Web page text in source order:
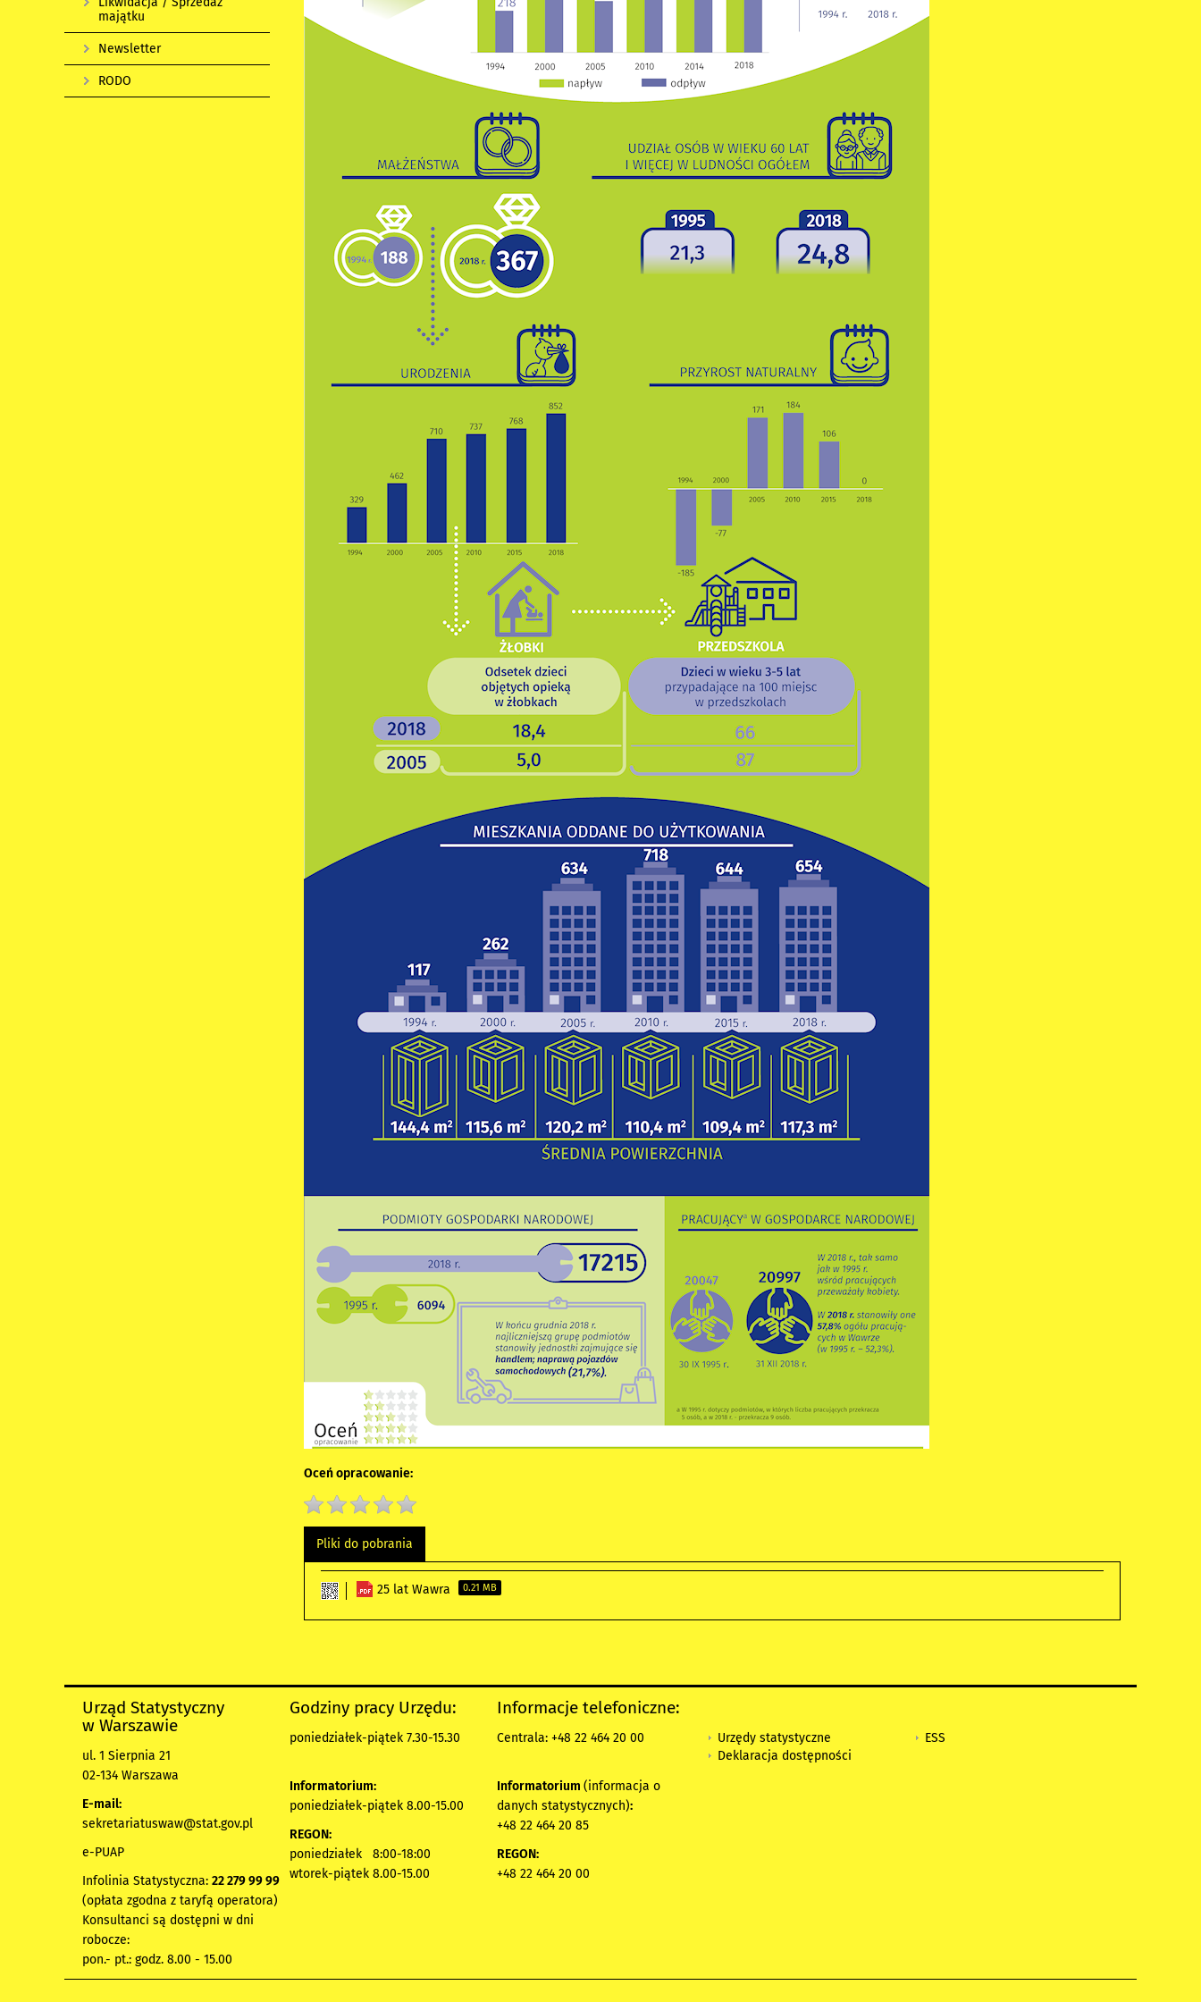
Oceń opracowanie:
Pliki do pobrania
25 lat Wawra 0.21 MB
majątku
Newsletter
RODO
Urząd Statystyczny
w Warszawie
ul. 1 Sierpnia 21
02-134 Warszawa
E-mail:
sekretariatuswaw@stat.gov.pl
e-PUAP
Infolinia Statystyczna: 22 279 99 99
(opłata zgodna z taryfą operatora)
Konsultanci są dostępni w dni
robocze:
pon.- pt.: godz. 8.00 - 15.00
Godziny pracy Urzędu:
poniedziałek-piątek 7.30-15.30
Informatorium:
poniedziałek-piątek 8.00-15.00
REGON:
poniedziałek 8:00-18:00
wtorek-piątek 8.00-15.00
Informacje telefoniczne:
Centrala: +48 22 464 20 00
Informatorium (informacja o
danych statystycznych):
+48 22 464 20 85
REGON:
+48 22 464 20 00
Urzędy statystyczne
Deklaracja dostępności
ESS